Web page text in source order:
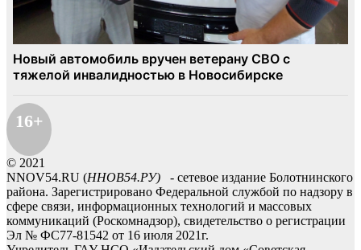
16+
© 2021
NNOV54.RU (ННОВ54.РУ) - сетевое издание Болотнинского
района. Зарегистрировано Федеральной службой по надзору в
сфере связи, информационных технологий и массовых
коммуникаций (Роскомнадзор), свидетельство о регистрации
Эл № ФС77-81542 от 16 июля 2021г.